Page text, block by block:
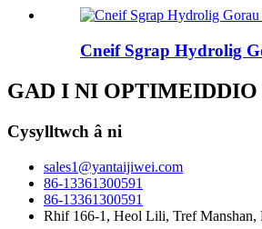
Cneif Sgrap Hydrolig
GAD I NI
Cysylltwch â ni
sales1@yantaijiwei.com
86-13361300591
86-13361300591
Rhif 166-1, Heol Lili, Tref Manshan,